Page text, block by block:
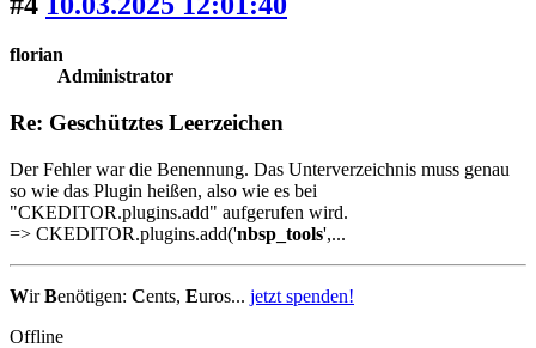
florian
Administrator
Re: Geschütztes Leerzeichen
Der Fehler war die Benennung. Das Unterverzeichnis muss genau
so wie das Plugin heißen, also wie es bei
"CKEDITOR.plugins.add" aufgerufen wird.
=> CKEDITOR.plugins.add('nbsp_tools',...
WirBenötigen: Cents, Euros... jetzt spenden!
Offline